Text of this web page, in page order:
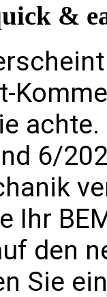
&
6/
Ihr
den
Sie